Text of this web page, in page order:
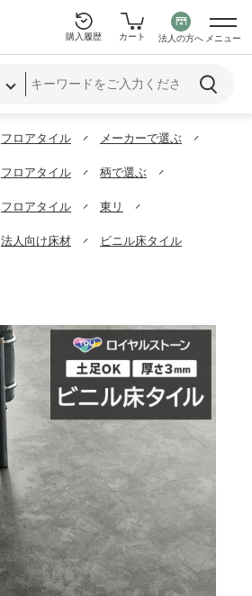
購入履歴 カート 法人の方へ メニュー
フロアタイル
メーカーで選ぶ
フロアタイル
柄で選ぶ
フロアタイル
東リ
法人向け床材 ビニル床タイル